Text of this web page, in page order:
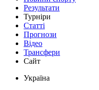
Результати
Турніри
Статті
Прогнози
Відео
Трансфери
Сайт
Україна